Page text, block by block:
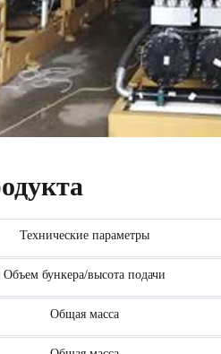
Технические параметры
Объем бункера/высота подачи
Общая масса